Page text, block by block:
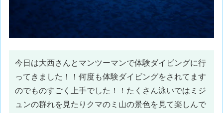
今日は大西さんとマンツーマンで体験ダイビングに行
ってきました！！何度も体験ダイビングをされてます
のでものすごく上手でした！！たくさん泳いではミジ
ュンの群れを見たりクマのミ山の景色を見て楽しんで